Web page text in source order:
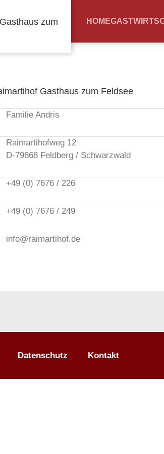
HOME
Familie Andris
Raimartihofweg 12
D-79868 Feldberg / Schwarzwald
+49 (0) 7676 / 226
+49 (0) 7676 / 249
info@raimartihof.de
Datenschutz Kontakt